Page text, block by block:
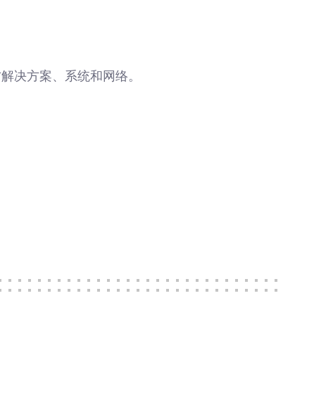
决方案、系统和网络。